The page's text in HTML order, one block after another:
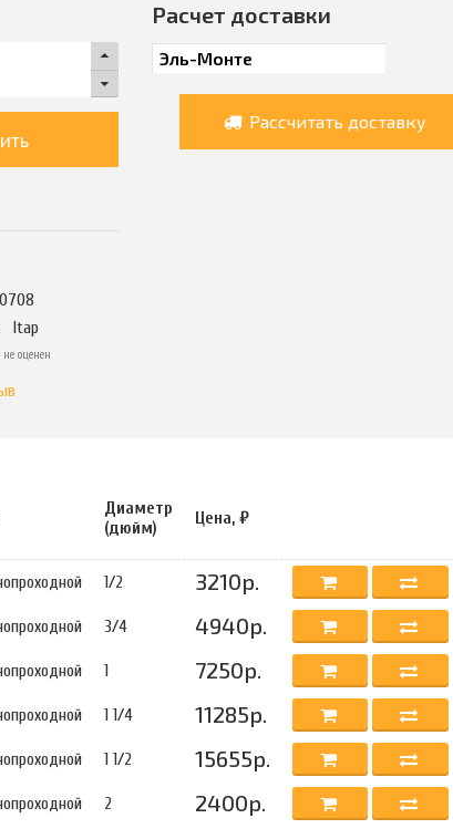
Itap
не оценен
Расчет доставки
Рассчитать доставку
Диаметр
(дюйм)
Цена, ₽
1/2 3210р.
3/4 4940р.
1 7250р.
1 1/4 11285р.
1 1/2 15655р.
2 2400р.